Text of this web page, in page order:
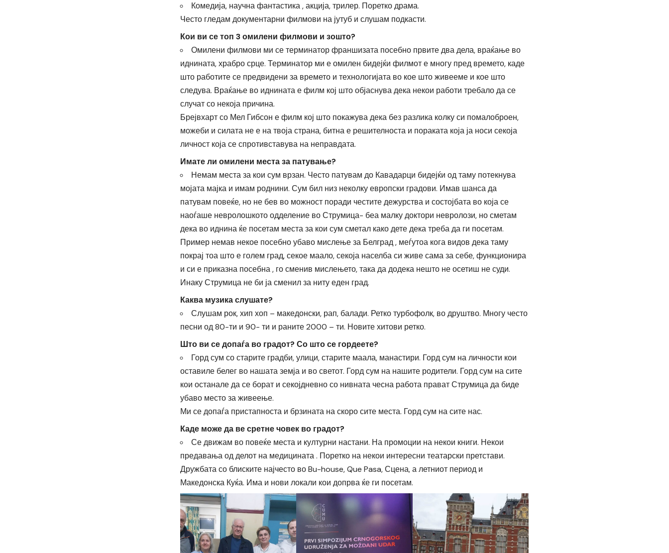
Комедија, научна фантастика , акција, трилер. Поретко драма.
Често гледам документарни филмови на јутуб и слушам подкасти.
Кои ви се топ 3 омилени филмови и зошто?
Омилени филмови ми се терминатор франшизата посебно првите два дела, враќање во
иднината, храбро срце. Терминатор ми е омилен бидејќи филмот е многу пред времето, каде
што работите се предвидени за времето и технологијата во кое што живееме и кое што
следува. Враќање во иднината е филм кој што објаснува дека некои работи требало да се
случат со некоја причина.
Брејвхарт со Мел Гибсон е филм кој што покажува дека без разлика колку си помалоброен,
можеби и силата не е на твоја страна, битна е решителноста и пораката која ја носи секоја
личност која се спротивставува на неправдата.
Имате ли омилени места за патување?
Немам места за кои сум врзан. Често патувам до Кавадарци бидејќи од таму потекнува
мојата мајка и имам роднини. Сум бил низ неколку европски градови. Имав шанса да
патувам повеќе, но не бев во можност поради честите дежурства и состојбата во која се
наоѓаше невролошкото одделение во Струмица- беа малку доктори невролози, но сметам
дека во иднина ќе посетам места за кои сум сметал како дете дека треба да ги посетам.
Пример немав некое посебно убаво мислење за Белград , меѓутоа кога видов дека таму
покрај тоа што е голем град, секое маало, секоја населба си живе сама за себе, функционира
и си е приказна посебна , го сменив мислењето, така да додека нешто не осетиш не суди.
Инаку Струмица не би ја сменил за ниту еден град.
Каква музика слушате?
Слушам рок, хип хоп – македонски, рап, балади. Ретко турбофолк, во друштво. Многу често
песни од 80-ти и 90- ти и раните 2000 – ти. Новите хитови ретко.
Што ви се допаѓа во градот? Со што се гордеете?
Горд сум со старите градби, улици, старите маала, манастири. Горд сум на личности кои
оставиле белег во нашата земја и во светот. Горд сум на нашите родители. Горд сум на сите
кои останале да се борат и секојдневно со нивната чесна работа прават Струмица да биде
убаво место за живеење.
Ми се допаѓа пристапноста и брзината на скоро сите места. Горд сум на сите нас.
Каде може да ве сретне човек во градот?
Се движам во повеќе места и културни настани. На промоции на некои книги. Некои
предавања од делот на медицината . Поретко на некои интересни театарски претстави.
Дружбата со блиските најчесто во Bu-house, Que Pasa, Сцена, а летниот период и
Македонска Куќа. Има и нови локали кои допрва ќе ги посетам.